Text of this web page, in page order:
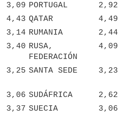
3,09 PORTUGAL
2,92
4,43 QATAR
4,49
3,14 RUMANIA
2,44
3,40 RUSA,
FEDERACIÓN
4,09
3,25 SANTA SEDE 3,23
3,06 SUDÁFRICA
2,62
3,37 SUECIA
3,06